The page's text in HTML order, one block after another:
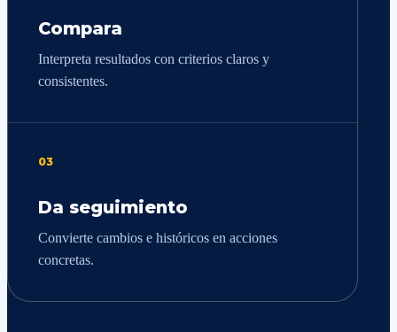
Compara
Interpreta resultados con criterios claros y
consistentes.
03
Da seguimiento
Convierte cambios e históricos en acciones
concretas.